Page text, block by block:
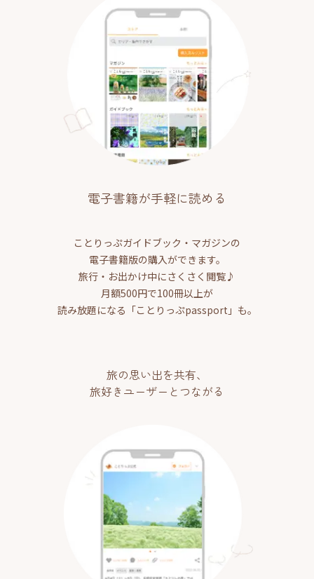
電子書籍が手軽に読める
ことりっぷガイドブック・マガジンの
電子書籍版の購入ができます。
旅行・お出かけ中にさくさく閲覧♪
月額500円で100冊以上が
読み放題になる「ことりっぷpassport」も。
旅の思い出を共有、
旅好きユーザーとつながる